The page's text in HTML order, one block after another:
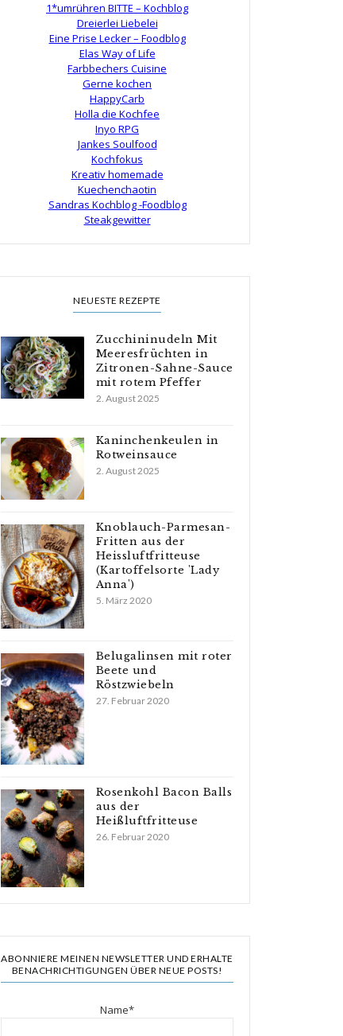
1*umrühren BITTE – Kochblog
Dreierlei Liebelei
Eine Prise Lecker – Foodblog
Elas Way of Life
Farbbechers Cuisine
Gerne kochen
HappyCarb
Holla die Kochfee
Inyo RPG
Jankes Soulfood
Kochfokus
Kreativ homemade
Kuechenchaotin
Sandras Kochblog -Foodblog
Steakgewitter
NEUESTE REZEPTE
Zucchininudeln Mit
Meeresfrüchten in
Zitronen-Sahne-Sauce
mit rotem Pfeffer
2. August 2025
Kaninchenkeulen in
Rotweinsauce
2. August 2025
Knoblauch-Parmesan-
Fritten aus der
Heissluftfritteuse
(Kartoffelsorte 'Lady
Anna')
5. März 2020
Belugalinsen mit roter
Beete und
Röstzwiebeln
27. Februar 2020
Rosenkohl Bacon Balls
aus der
Heißluftfritteuse
26. Februar 2020
ABONNIERE MEINEN NEWSLETTER UND ERHALTE
BENACHRICHTIGUNGEN ÜBER NEUE POSTS!
Name*